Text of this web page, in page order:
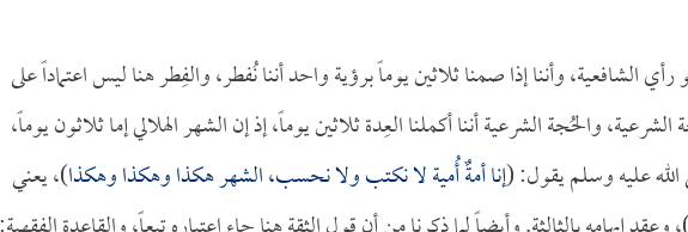
الشافعية، وأننا إذا صمنا ثلاثين يوماً برؤية واحد أننا نُفطر، والفِطر هنا ليس اعتماداً على
والحُجة الشرعية أننا أكملنا العِدة ثلاثين يوماً، إذ إن الشهر الهلالي إما ثلاثون يوماً،
عليه وسلم يقول: (إنا أمةٌ أُمية لا نكتب ولا نحسب، الشهر هكذا وهكذا وهكذا)، يعني